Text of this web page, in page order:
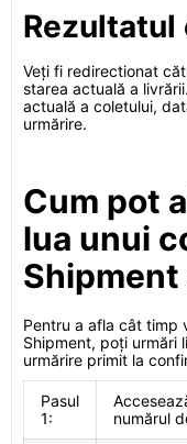
Rezultatul
Veți fi redirectionat
starea actuală a
actuală a coletului,
urmărire.
Cum pot
lua unui
Shipment
Pentru a afla cât timp
Shipment, poți urmări
urmărire primit la
Pasul
1:
numărul